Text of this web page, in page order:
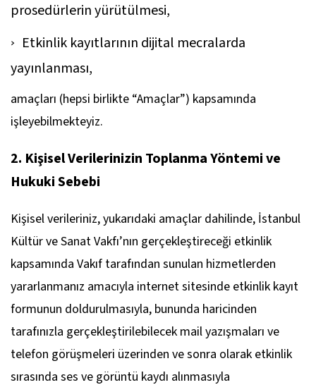
prosedürlerin yürütülmesi,
Etkinlik kayıtlarının dijital mecralarda
yayınlanması,
amaçları (hepsi birlikte “Amaçlar”) kapsamında
işleyebilmekteyiz.
2. Kişisel Verilerinizin Toplanma Yöntemi ve
Hukuki Sebebi
Kişisel verileriniz, yukarıdaki amaçlar dahilinde, İstanbul
Kültür ve Sanat Vakfı’nın gerçekleştireceği etkinlik
kapsamında Vakıf tarafından sunulan hizmetlerden
yararlanmanız amacıyla internet sitesinde etkinlik kayıt
formunun doldurulmasıyla, bununda haricinden
tarafınızla gerçekleştirilebilecek mail yazışmaları ve
telefon görüşmeleri üzerinden ve sonra olarak etkinlik
sırasında ses ve görüntü kaydı alınmasıyla